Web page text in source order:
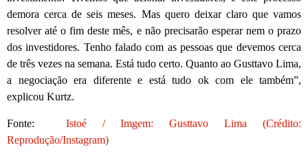
demora cerca de seis meses. Mas quero deixar claro que vamos
resolver até o fim deste mês, e não precisarão esperar nem o prazo
dos investidores. Tenho falado com as pessoas que devemos cerca
de três vezes na semana. Está tudo certo. Quanto ao Gusttavo Lima,
a negociação era diferente e está tudo ok com ele também”,
explicou Kurtz.
Fonte: Istoé / Imgem: Gusttavo Lima (Crédito:
Reprodução/Instagram)